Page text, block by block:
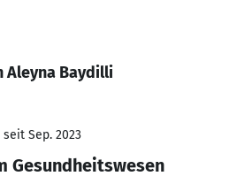
Aleyna Baydilli
seit Sep. 2023
Gesundheitswesen